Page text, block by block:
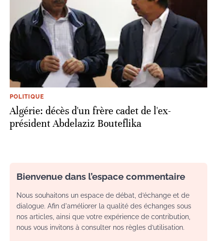
POLITIQUE
Algérie: décès d'un frère cadet de l'ex-
président Abdelaziz Bouteflika
Bienvenue dans l’espace commentaire
Nous souhaitons un espace de débat, d’échange et de
dialogue. Afin d'améliorer la qualité des échanges sous
nos articles, ainsi que votre expérience de contribution,
nous vous invitons à consulter nos règles d’utilisation.